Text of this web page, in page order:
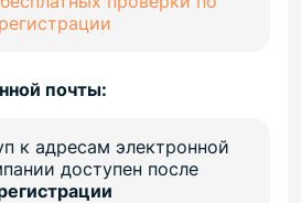
регистрации
почты:
к адресам электронной
доступен после